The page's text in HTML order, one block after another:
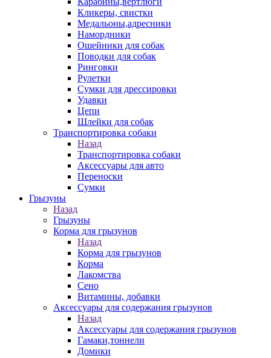
Кликеры, свистки
Медальоны,адресники
Намордники
Ошейники для собак
Поводки для собак
Ринговки
Рулетки
Сумки для дрессировки
Удавки
Цепи
Шлейки для собак
Транспортировка собаки
Назад
Транспортировка собаки
Аксессуары для авто
Переноски
Сумки
Грызуны
Назад
Грызуны
Корма для грызунов
Назад
Корма для грызунов
Корма
Лакомства
Сено
Витамины, добавки
Аксессуары для содержания грызунов
Назад
Аксессуары для содержания грызунов
Гамаки,тоннели
Домики